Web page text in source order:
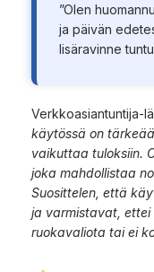
”Olen
ja päivän
lisäravinne
Verkkoasiantuntija-
käytössä on
vaikuttaa tuloksiin.
joka mahdollistaa
Suosittelen, että
ja varmistavat, ettei
ruokavaliota tai ei